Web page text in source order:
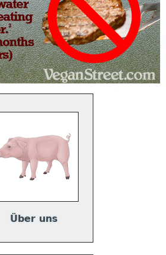
Über uns